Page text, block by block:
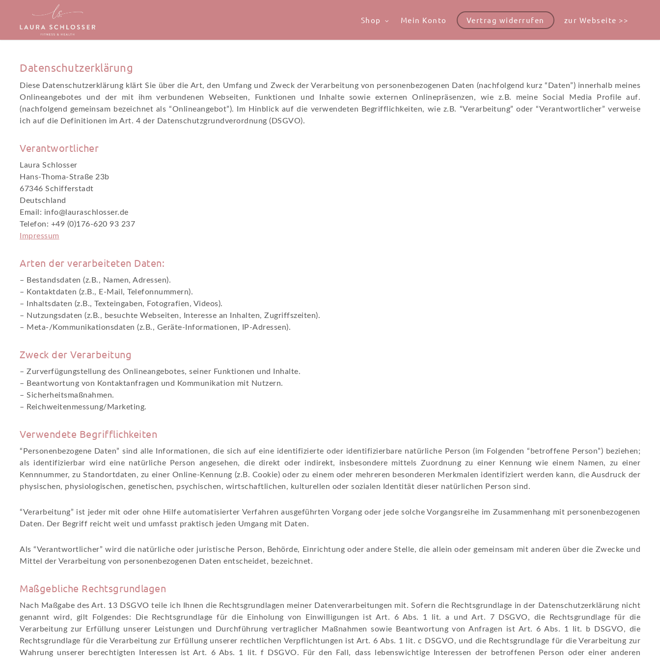
content
Shop Mein Konto Vertrag widerrufen zur Webseite >>
Datenschutzerklärung
Diese Datenschutzerklärung klärt Sie über die Art, den Umfang und Zweck der Verarbeitung von personenbezogenen Daten (nachfolgend kurz “Daten”) innerhalb meines
Onlineangebotes und der mit ihm verbundenen Webseiten, Funktionen und Inhalte sowie externen Onlinepräsenzen, wie z.B. meine Social Media Profile auf.
(nachfolgend gemeinsam bezeichnet als “Onlineangebot”). Im Hinblick auf die verwendeten Begrifflichkeiten, wie z.B. “Verarbeitung” oder “Verantwortlicher” verweise
ich auf die Definitionen im Art. 4 der Datenschutzgrundverordnung (DSGVO).
Verantwortlicher
Laura Schlosser
Hans-Thoma-Straße 23b
67346 Schifferstadt
Deutschland
Email: info@lauraschlosser.de
Telefon: +49 (0)176-620 93 237
Impressum
Arten der verarbeiteten Daten:
– Bestandsdaten (z.B., Namen, Adressen).
– Kontaktdaten (z.B., E-Mail, Telefonnummern).
– Inhaltsdaten (z.B., Texteingaben, Fotografien, Videos).
– Nutzungsdaten (z.B., besuchte Webseiten, Interesse an Inhalten, Zugriffszeiten).
– Meta-/Kommunikationsdaten (z.B., Geräte-Informationen, IP-Adressen).
Zweck der Verarbeitung
– Zurverfügungstellung des Onlineangebotes, seiner Funktionen und Inhalte.
– Beantwortung von Kontaktanfragen und Kommunikation mit Nutzern.
– Sicherheitsmaßnahmen.
– Reichweitenmessung/Marketing.
Verwendete Begrifflichkeiten
“Personenbezogene Daten” sind alle Informationen, die sich auf eine identifizierte oder identifizierbare natürliche Person (im Folgenden “betroffene Person”) beziehen;
als identifizierbar wird eine natürliche Person angesehen, die direkt oder indirekt, insbesondere mittels Zuordnung zu einer Kennung wie einem Namen, zu einer
Kennnummer, zu Standortdaten, zu einer Online-Kennung (z.B. Cookie) oder zu einem oder mehreren besonderen Merkmalen identifiziert werden kann, die Ausdruck der
physischen, physiologischen, genetischen, psychischen, wirtschaftlichen, kulturellen oder sozialen Identität dieser natürlichen Person sind.
“Verarbeitung” ist jeder mit oder ohne Hilfe automatisierter Verfahren ausgeführten Vorgang oder jede solche Vorgangsreihe im Zusammenhang mit personenbezogenen
Daten. Der Begriff reicht weit und umfasst praktisch jeden Umgang mit Daten.
Als “Verantwortlicher” wird die natürliche oder juristische Person, Behörde, Einrichtung oder andere Stelle, die allein oder gemeinsam mit anderen über die Zwecke und
Mittel der Verarbeitung von personenbezogenen Daten entscheidet, bezeichnet.
Maßgebliche Rechtsgrundlagen
Nach Maßgabe des Art. 13 DSGVO teile ich Ihnen die Rechtsgrundlagen meiner Datenverarbeitungen mit. Sofern die Rechtsgrundlage in der Datenschutzerklärung nicht
genannt wird, gilt Folgendes: Die Rechtsgrundlage für die Einholung von Einwilligungen ist Art. 6 Abs. 1 lit. a und Art. 7 DSGVO, die Rechtsgrundlage für die
Verarbeitung zur Erfüllung unserer Leistungen und Durchführung vertraglicher Maßnahmen sowie Beantwortung von Anfragen ist Art. 6 Abs. 1 lit. b DSGVO, die
Rechtsgrundlage für die Verarbeitung zur Erfüllung unserer rechtlichen Verpflichtungen ist Art. 6 Abs. 1 lit. c DSGVO, und die Rechtsgrundlage für die Verarbeitung zur
Wahrung unserer berechtigten Interessen ist Art. 6 Abs. 1 lit. f DSGVO. Für den Fall, dass lebenswichtige Interessen der betroffenen Person oder einer anderen